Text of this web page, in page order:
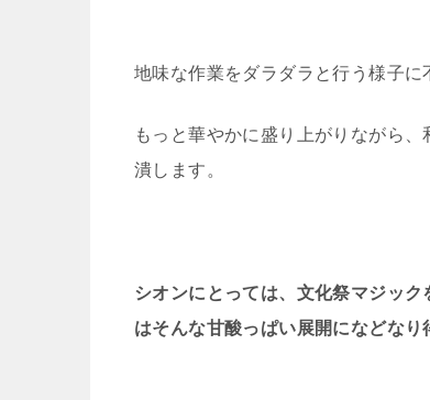
地味な作業をダラダラと行う様子に
もっと華やかに盛り上がりながら
潰します。
シオンにとっては、文化祭マジッ
はそんな甘酸っぱい展開になどなり